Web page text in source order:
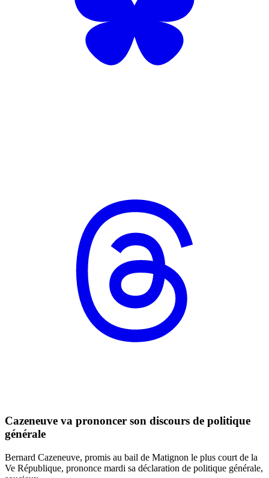
Cazeneuve va prononcer son discours de politique
générale
Bernard Cazeneuve, promis au bail de Matignon le plus court de la
Ve République, prononce mardi sa déclaration de politique générale,